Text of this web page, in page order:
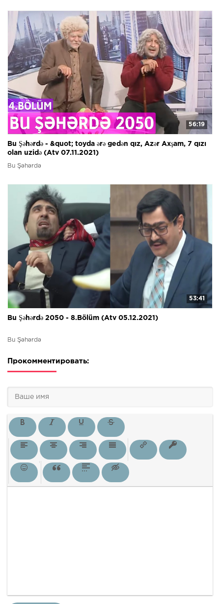
56:19
Bu Şəhərdə - &quot; toyda ərə gedən qız, Azər Axşam, 7 qızı
olan uzidə (Atv 07.11.2021)
Bu Şəhərdə
53:41
Bu Şəhərdə 2050 - 8.Bölüm (Atv 05.12.2021)
Bu Şəhərdə
Прокомментировать: